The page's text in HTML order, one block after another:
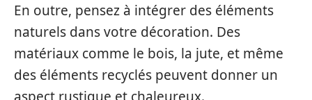
En outre, pensez à intégrer des éléments
naturels dans votre décoration. Des
matériaux comme le bois, la jute, et même
des éléments recyclés peuvent donner un